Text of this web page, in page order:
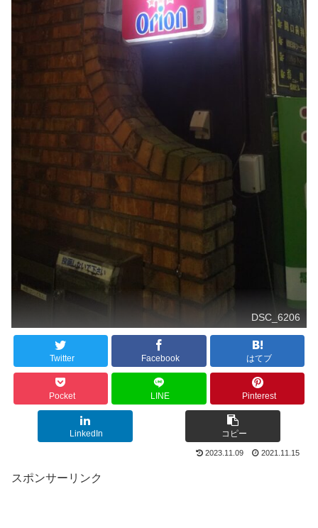
DSC_6206
Twitter Facebook はてブ
Pocket LINE Pinterest
LinkedIn コピー
2023.11.09 2021.11.15
スポンサーリンク